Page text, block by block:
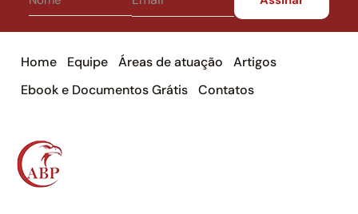
Home Equipe Áreas de atuação
Artigos
Ebook e Documentos Grátis
Contatos